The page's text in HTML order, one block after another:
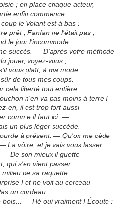
; en place chaque acteur,
enfin commence.
le Volant est à bas :
prêt ; Fanfan ne l'était pas ;
le jour l'incommode.
succès. — D'après votre méthode
jouer, voyez-vous ;
vous plaît, à ma mode,
de tous mes coups.
cela liberté tout entière.
n'en va pas moins à terre !
en, il est trop fort aussi
comme il faut ici. —
un plus léger succède.
à présent. — Qu'on me cède
La vôtre, et je vais vous lasser.
De son mieux il guette
qui s'en vient passer
milieu de sa raquette.
! et ne voit au cerceau
un cordeau.
— Hé oui vraiment ! Écoute :